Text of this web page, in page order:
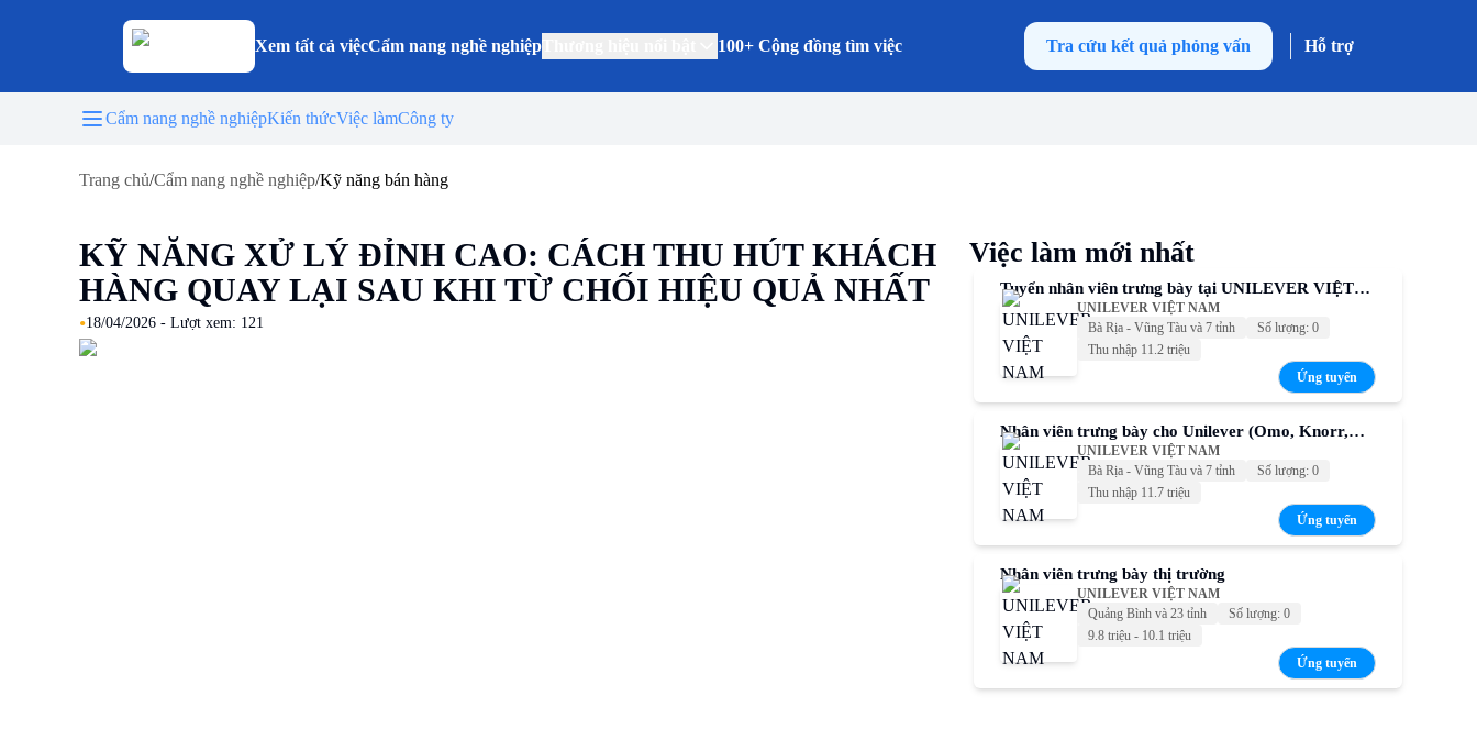
Xem tất cả việcCẩm nang nghề nghiệp 100+ Cộng đồng tìm việc Tra cứu kết quả phỏng vấn Hỗ trợ
Cẩm nang nghề nghiệpKiến thứcViệc làmCông ty
Trang chủ/Cẩm nang nghề nghiệp/Kỹ năng bán hàng
KỸ NĂNG XỬ LÝ ĐỈNH CAO: CÁCH THU HÚT KHÁCH
HÀNG QUAY LẠI SAU KHI TỪ CHỐI HIỆU QUẢ NHẤT
•18/04/2026 - Lượt xem: 121
Việc làm mới nhất
Tuyển nhân viên trưng bày tại UNILEVER VIỆT
NAM – Thu nhập cạnh tranh
UNILEVER VIỆT NAM
Bà Rịa - Vũng Tàu và 7 tỉnh
Số lượng: 0
Thu nhập 11.2 triệu
Ứng tuyển
Nhân viên trưng bày cho Unilever (Omo, Knorr,
Comfort, Sunsilk, P/S,...)
UNILEVER VIỆT NAM
Bà Rịa - Vũng Tàu và 7 tỉnh
Số lượng: 0
Thu nhập 11.7 triệu
Ứng tuyển
Nhân viên trưng bày thị trường
UNILEVER VIỆT NAM
Quảng Bình và 23 tỉnh
Số lượng: 0
9.8 triệu - 10.1 triệu
Ứng tuyển